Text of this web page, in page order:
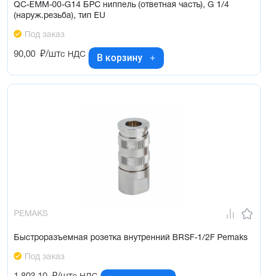
QC-EMM-00-G14 БРС ниппель (ответная часть), G 1/4
(наруж.резьба), тип EU
Под заказ
90,00 ₽/штс НДС В корзину
PEMAKS
Быстроразъемная розетка внутренний BRSF-1/2F Pemaks
Под заказ